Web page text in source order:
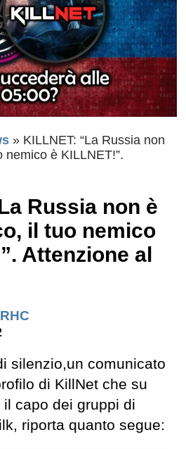
» KILLNET: “La Russia non
è KILLNET!”.
Russia non è
il tuo nemico
Attenzione al
silenzio,un comunicato
di KillNet che su
il capo dei gruppi di
riporta quanto segue: